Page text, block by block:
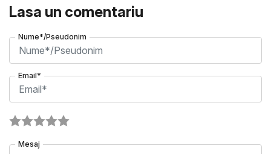
Lasa un comentariu
Nume*/Pseudonim
Email*
Mesaj